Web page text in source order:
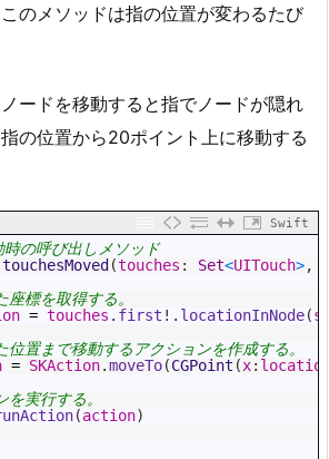
のメソッドは指の位置が変わるたび
ードを移動すると指でノードが隠れ
の位置から20ポイント上に移動する
Swift
の呼び出しメソッド
touchesMoved (touches : Set<UITouch>,
標を取得する。
= touches . first ! . locationInNode(
置まで移動するアクションを作成する。
= SKAction.moveTo(CGPoint (x:
実行する。
(action)